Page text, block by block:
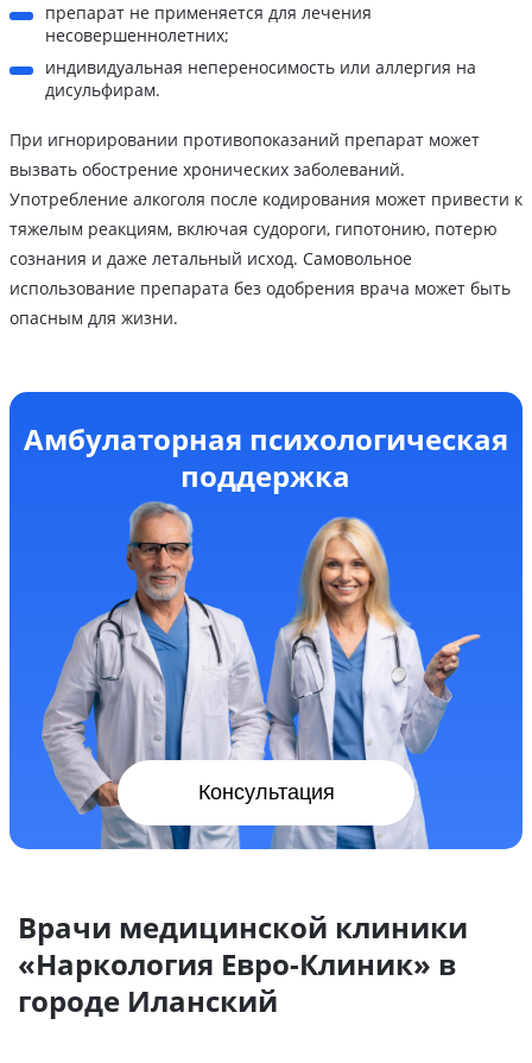
препарат не применяется для лечения
несовершеннолетних;
индивидуальная непереносимость или аллергия на
дисульфирам.
При игнорировании противопоказаний препарат может
вызвать обострение хронических заболеваний.
Употребление алкоголя после кодирования может привести к
тяжелым реакциям, включая судороги, гипотонию, потерю
сознания и даже летальный исход. Самовольное
использование препарата без одобрения врача может быть
опасным для жизни.
Амбулаторная психологическая
поддержка
Консультация
Врачи медицинской клиники
«Наркология Евро-Клиник» в
городе Иланский